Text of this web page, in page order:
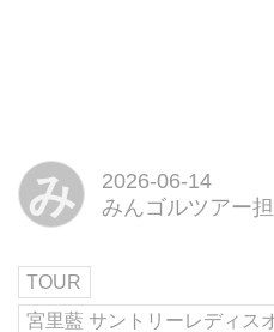
み
2026-06-14
みんゴルツアー
TOUR
宮里藍 サントリーレディス